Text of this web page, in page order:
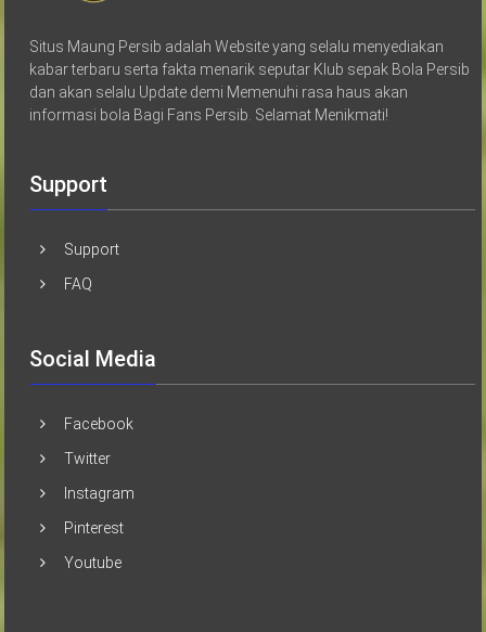
Situs Maung Persib adalah Website yang selalu menyediakan
kabar terbaru serta fakta menarik seputar Klub sepak Bola Persib
dan akan selalu Update demi Memenuhi rasa haus akan
informasi bola Bagi Fans Persib. Selamat Menikmati!
Support
Support
FAQ
Social Media
Facebook
Twitter
Instagram
Pinterest
Youtube